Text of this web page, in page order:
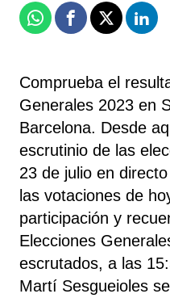
WhatsappFacebook
X
Comprueba el
Generales 2023 en
Barcelona. Desde
escrutinio de las
23 de julio en
las votaciones de
participación y
Elecciones
escrutados, a las
Martí Sesgueioles